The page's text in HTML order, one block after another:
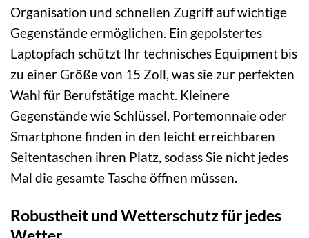
Organisation und schnellen Zugriff auf wichtige
Gegenstände ermöglichen. Ein gepolstertes
Laptopfach schützt Ihr technisches Equipment bis
zu einer Größe von 15 Zoll, was sie zur perfekten
Wahl für Berufstätige macht. Kleinere
Gegenstände wie Schlüssel, Portemonnaie oder
Smartphone finden in den leicht erreichbaren
Seitentaschen ihren Platz, sodass Sie nicht jedes
Mal die gesamte Tasche öffnen müssen.
Robustheit und Wetterschutz für jedes